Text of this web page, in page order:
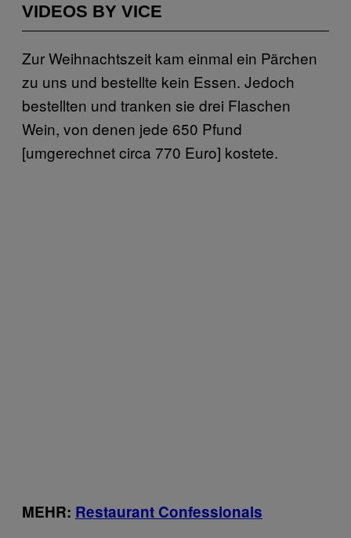
VIDEOS BY VICE
Zur Weihnachtszeit kam einmal ein Pärchen
zu uns und bestellte kein Essen. Jedoch
bestellten und tranken sie drei Flaschen
Wein, von denen jede 650 Pfund
[umgerechnet circa 770 Euro] kostete.
MEHR: Restaurant Confessionals